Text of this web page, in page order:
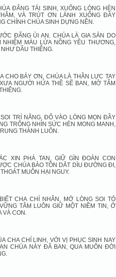
ĐẤNG TÁI SINH, XUỐNG LÒNG HÈN
VÀ TRÚT ƠN LÀNH XUỐNG ĐẦY
CHÍNH CHÚA SINH DỰNG NÊN.
ĐẤNG ỦI AN. CHÚA LÀ GIA SẢN DO
MÀU LỬA NỒNG YÊU THƯƠNG,
DẦU THIÊNG.
CHO BẢY ƠN, CHÚA LÀ THẦN LỰC TAY
NGƯỜI HỨA THỀ SẼ BAN, MỞ TẤM
TRÍ NĂNG, ĐỔ VÀO LÒNG MỌN ĐẦY
TRÔNG NHÌN SỨC HÈN MONG MANH,
THÀNH LUÔN.
XIN PHÁ TAN, GIỮ GÌN ĐOÀN CON
CHÚA BẢO TỒN DẮT DÌU ĐƯỜNG ĐI,
MUÔN HẠI NGUY.
CHA CHÍ NHÂN, MỞ LÒNG SOI TỎ
TÂM LUÔN GIỮ MỘT NIỀM TIN, Ở
CON.
CHA CHÍ LINH, VỚI VỊ PHỤC SINH NAY
CHÚA NÀY ĐÃ BAN, QUA MUÔN ĐỜI